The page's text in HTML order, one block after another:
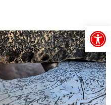
Open
toolbar